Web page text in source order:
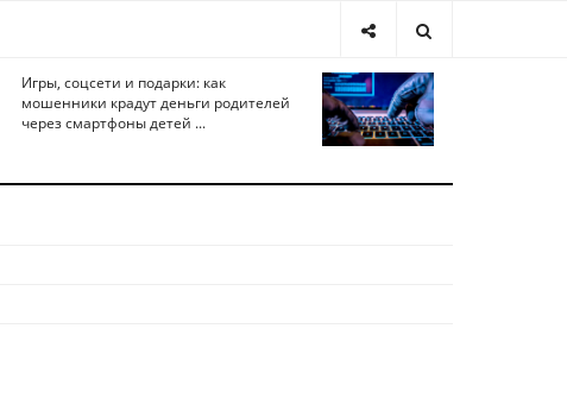
Игры, соцсети и подарки: как
мошенники крадут деньги родителей
через смартфоны детей ...